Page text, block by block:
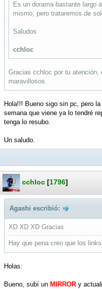
Es un dorama bastante largo
mismo, pero trataremos de
Saludos
cchloc
Gracias cchloc por tu atención,
maravillosos.
Hola!!! Bueno sigo sin pc, pero
semana que viene ya lo tendré
tenga lo resubo.
Un saludo.
cchloc [1796]
Agashi escribió:
XD XD XD Gracias
Hay que pena creo que los
Holas:
Bueno, subí un MIRROR y